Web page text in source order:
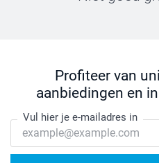
Profiteer van
aanbiedingen en
Vul hier je e-mailadres in